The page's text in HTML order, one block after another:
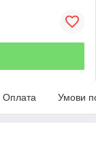
Оплата Умови